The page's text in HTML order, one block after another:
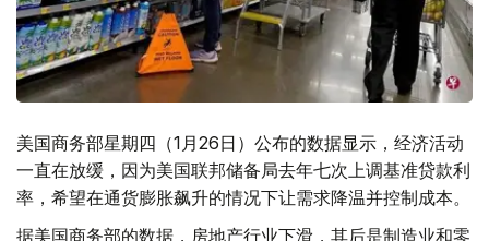
美国商务部星期四（1月26日）公布的数据显示，经济活动
一直在放缓，因为美国联邦储备局去年七次上调基准贷款利
率，希望在通货膨胀飙升的情况下让需求降温并控制成本。
据美国商务部的数据，房地产行业下滑，其后是制造业和零